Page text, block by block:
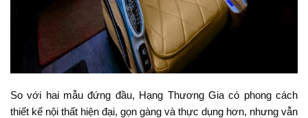
So với hai mẫu đứng đầu, Hạng Thương Gia có phong cách
thiết kế nội thất hiện đại, gọn gàng và thực dụng hơn, nhưng vẫn